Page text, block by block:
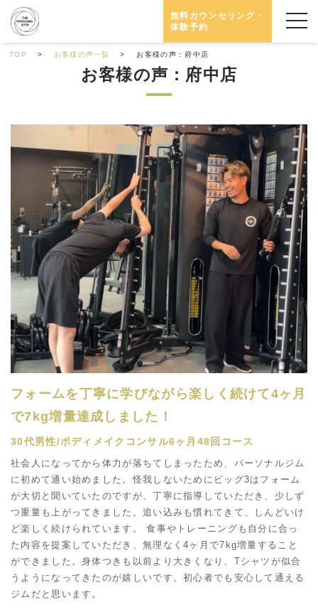
無料カウンセリング・
体験予約
TOP お客様の声一覧 お客様の声：府中店
お客様の声：府中店
フォームを丁寧に学びながら楽しく続けて4ヶ月
で7kg増量達成しました！
30代男性/ボディメイクコンサル6ヶ月48回コース
社会人になってから体力が落ちてしまったため、パーソナルジム
に初めて通い始めました。怪我しないためにビッグ3はフォーム
が大切と聞いていたのですが、丁寧に指導していただき、少しず
つ重量も上がってきました。追い込みも慣れてきて、しんどいけ
ど楽しく続けられています。 食事やトレーニングも自分に合っ
た内容を提案していただき、無理なく4ヶ月で7kg増量すること
ができました。身体つきも以前より大きくなり、Tシャツが似合
うようになってきたのが嬉しいです。初心者でも安心して通える
ジムだと思います。